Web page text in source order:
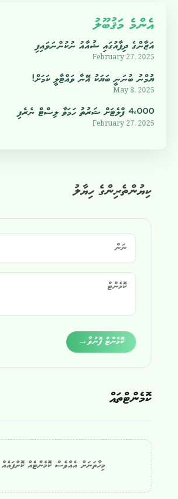
ކިޔުންތެރިންގެ ހިޔާލު
ކޮމެންޓް ފޮނުވާ→
ކޮމެންޓްތައް
މިހާތަނަށް އެއްވެސް ކޮމެންޓެއް
އެންމެ މަޤުބޫލު
އަޒާންގެ ދިފާއުގައި ޝުއާއު ނުކުންނަވައިފި
February 27, 2025
ޔުމްނު ބުނަނީ ބަޔަކު އޭނާ ވައްޓާލީ ކަމަށް!
May 8, 2025
4،000 ފްލެޓަށް ޝަރުތު ހަމަވާ ލިސްޓް ނެރެފި
February 27, 2025